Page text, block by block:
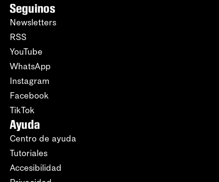
Seguinos
Newsletters
RSS
YouTube
WhatsApp
Instagram
Facebook
TikTok
Ayuda
Centro de ayuda
Tutoriales
Accesibilidad